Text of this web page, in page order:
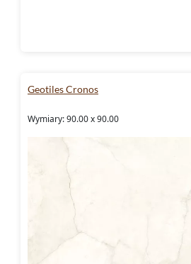
Geotiles Cronos
Wymiary: 90.00 x 90.00